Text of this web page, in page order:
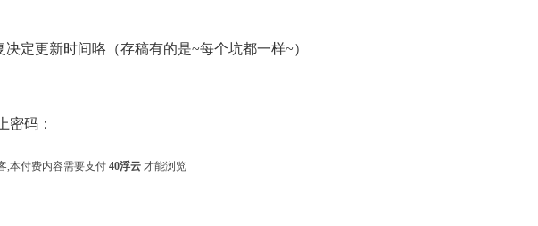
决定更新时间咯（存稿有的是~每个坑都一样~）
密码：
,本付费内容需要支付 40浮云才能浏览